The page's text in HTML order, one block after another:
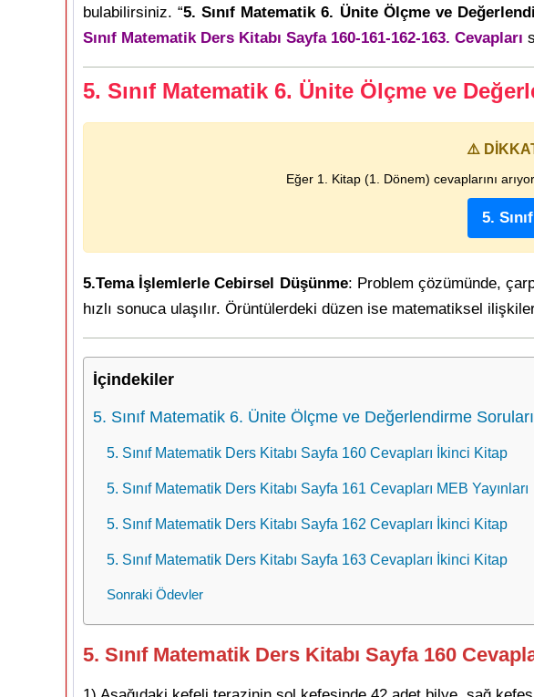
bulabilirsiniz. “5. Sınıf Matematik 6. Ünite Ölçme ve
Sınıf Matematik Ders Kitabı Sayfa 160-161-162-163. Cevapları
5. Sınıf Matematik 6. Ünite Ölçme ve
⚠️
Eğer 1. Kitap (1. Dönem) cevaplarını
5.
5.Tema İşlemlerle Cebirsel Düşünme: Problem çözümünde,
hızlı sonuca ulaşılır. Örüntülerdeki düzen ise matematiksel
İçindekiler
5. Sınıf Matematik 6. Ünite Ölçme ve Değerlendirme
5. Sınıf Matematik Ders Kitabı Sayfa 160 Cevapları İkinci Kitap
5. Sınıf Matematik Ders Kitabı Sayfa 161 Cevapları MEB Yayınları
5. Sınıf Matematik Ders Kitabı Sayfa 162 Cevapları İkinci Kitap
5. Sınıf Matematik Ders Kitabı Sayfa 163 Cevapları İkinci Kitap
Sonraki Ödevler
5. Sınıf Matematik Ders Kitabı Sayfa 160